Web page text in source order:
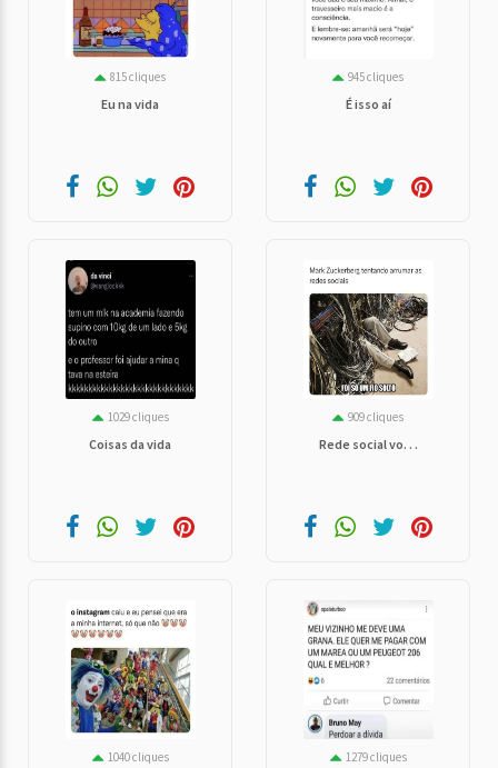
815 cliques
Eu na vida
945 cliques
É isso aí
1029 cliques
Coisas da vida
909 cliques
Rede social vo. . .
1040 cliques 1279 cliques